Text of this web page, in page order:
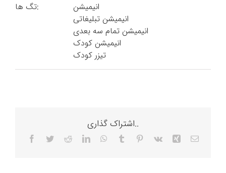
تگ ها:
انیمیشن
انیمیشن تبلیغاتی
انیمیشن تمام سه بعدی
انیمیشن کودک
تیزر کودک
اشتراک گذاری..
Facebook
TwitterRedditLinkedInWhatsApp
Tumblr Pinterest
Vk Xing Email